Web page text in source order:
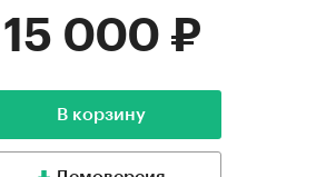
15 000 ₽
В корзину